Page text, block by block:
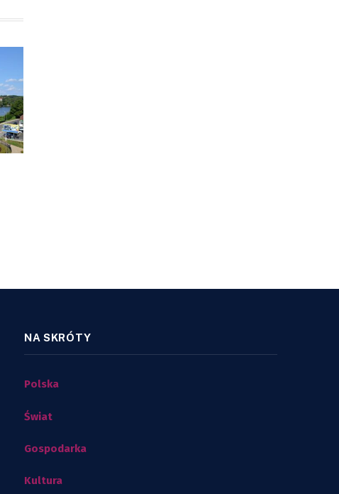
NA SKRÓTY
Polska
Świat
Gospodarka
Kultura